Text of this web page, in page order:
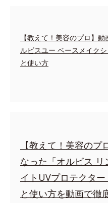
【教えて！美容のプロ】
ルビスユー ベースメイク
と使い方
【教えて！美容のプ
なった「オルビス リ
イトUVプロテクター
と使い方を動画で徹